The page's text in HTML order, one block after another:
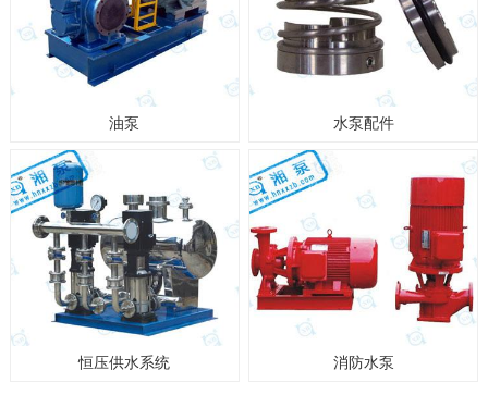
油泵 水泵配件
恒压供水系统 消防水泵